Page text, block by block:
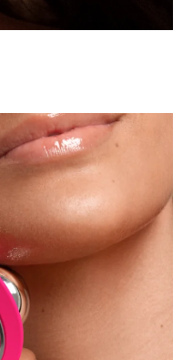
Oczekiwany czas dostawy
12/8/26
Oczekiwany czas dostawy
Oczekiwany czas dostawy
Oczekiwany czas dostawy
12/8/26
Oczekiwany czas dostawy
Oczekiwany czas dostawy